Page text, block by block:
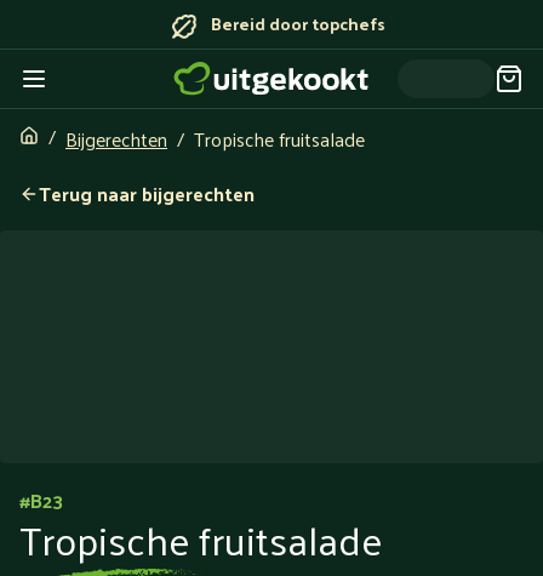
Bereid door topchefs
Bijgerechten
Tropische fruitsalade
Terug naar bijgerechten
#B23
Tropische fruitsalade